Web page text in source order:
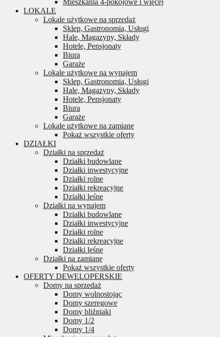
Mieszkania 4-pokojowe i więcej
LOKALE
Lokale użytkowe na sprzedaż
Sklep, Gastronomia, Usługi
Hale, Magazyny, Składy
Hotele, Pensjonaty
Biura
Garaże
Lokale użytkowe na wynajem
Sklep, Gastronomia, Usługi
Hale, Magazyny, Składy
Hotele, Pensjonaty
Biura
Garaże
Lokale użytkowe na zamianę
Pokaż wszystkie oferty
DZIAŁKI
Działki na sprzedaż
Działki budowlane
Działki inwestycyjne
Działki rolne
Działki rekreacyjne
Działki leśne
Działki na wynajem
Działki budowlane
Działki inwestycyjne
Działki rolne
Działki rekreacyjne
Działki leśne
Działki na zamianę
Pokaż wszystkie oferty
OFERTY DEWELOPERSKIE
Domy na sprzedaż
Domy wolnostojąc
Domy szeregowe
Domy bliźniaki
Domy 1/2
Domy 1/4